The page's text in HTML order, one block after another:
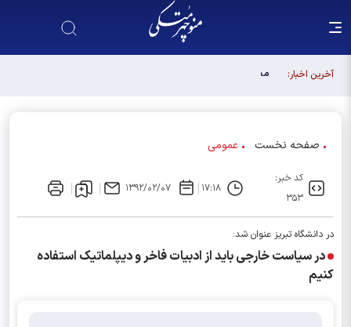
آخرین اخبار:
مجلس آینده باید آبروی اصولگرایی باشد / فهرست شورای
صفحه نخست عمومی
کد خبر:
۳۵۳
۱۷:۱۸ ۱۳۹۲/۰۲/۰۷
در دانشگاه تبریز عنوان شد:
در سیاست خارجی باید از ادبیات فاخر و دیپلماتیک استفاده
کنیم